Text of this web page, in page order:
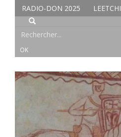
RADIO-DON 2025
LEETCHI